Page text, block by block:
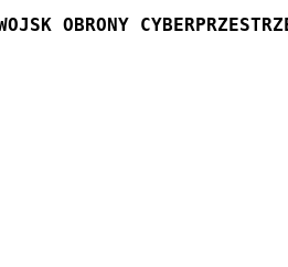
OBRONY